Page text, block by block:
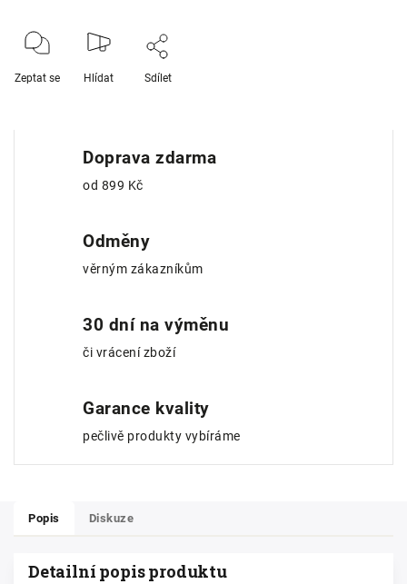
Zeptat se Hlídat Sdílet
Doprava zdarma
od 899 Kč
Odměny
věrným zákazníkům
30 dní na výměnu
či vrácení zboží
Garance kvality
pečlivě produkty vybíráme
Popis Diskuze
Detailní popis produktu